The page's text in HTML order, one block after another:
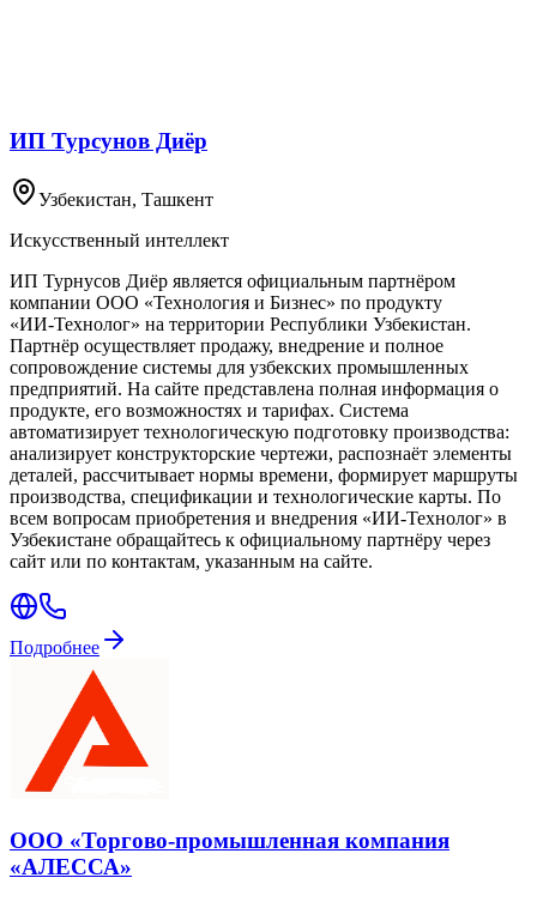
ИП Турсунов Диёр
Узбекистан, Ташкент
Искусственный интеллект
ИП Турнусов Диёр является официальным партнёром
компании ООО «Технология и Бизнес» по продукту
«ИИ‑Технолог» на территории Республики Узбекистан.
Партнёр осуществляет продажу, внедрение и полное
сопровождение системы для узбекских промышленных
предприятий. На сайте представлена полная информация о
продукте, его возможностях и тарифах. Система
автоматизирует технологическую подготовку производства:
анализирует конструкторские чертежи, распознаёт элементы
деталей, рассчитывает нормы времени, формирует маршруты
производства, спецификации и технологические карты. По
всем вопросам приобретения и внедрения «ИИ‑Технолог» в
Узбекистане обращайтесь к официальному партнёру через
сайт или по контактам, указанным на сайте.
Подробнее
ООО «Торгово-промышленная компания
«АЛЕССА»